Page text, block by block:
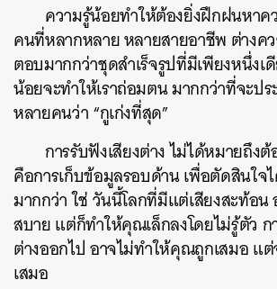
ความรู้น้อยทำให้ต้องยิ่งฝึกฝนหาค
คนที่หลากหลาย หลายสายอาชีพ ต่างค
ตอบมากกว่าชุดสำเร็จรูปที่มีเพียงหนึ่งเ
น้อยจะทำให้เราถ่อมตน มากกว่าที่จะป
หลายคนว่า “กูเก่งที่สุด”
การรับฟังเสียงต่าง ไม่ได้หมายถึง
คือการเก็บข้อมูลรอบด้าน เพื่อตัดสินใจ
มากกว่า ใช่ วันนี้โลกที่มีแต่เสียงสะท้อ
สบาย แต่ก็ทำให้คุณเล็กลงโดยไม่รู้ตัว ก
ต่างออกไป อาจไม่ทำให้คุณถูกเสมอ แต่
เสมอ